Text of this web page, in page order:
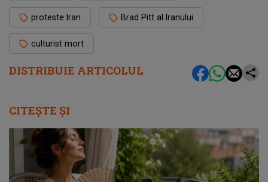
DISTRIBUIE ARTICOLUL
proteste Iran Brad Pitt al Iranului
culturist mort
CITEȘTE ȘI